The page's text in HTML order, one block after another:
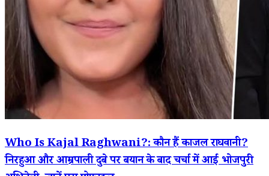
Who Is Kajal Raghwani?: कौन हैं काजल राघवानी?
निरहुआ और आम्रपाली दुबे पर बयान के बाद चर्चा में आईं भोजपुरी